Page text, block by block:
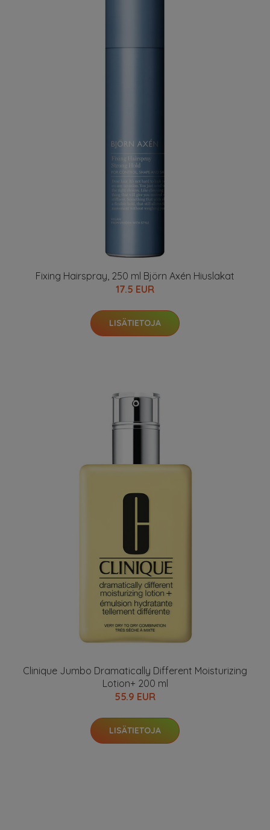
Fixing Hairspray, 250 ml Björn Axén Hiuslakat
17.5 EUR
LISÄTIETOJA
Clinique Jumbo Dramatically Different Moisturizing
Lotion+ 200 ml
55.9 EUR
LISÄTIETOJA